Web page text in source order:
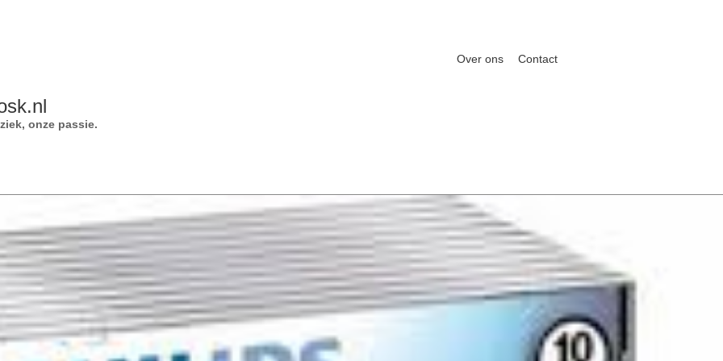
onze passie.
Over ons Contact